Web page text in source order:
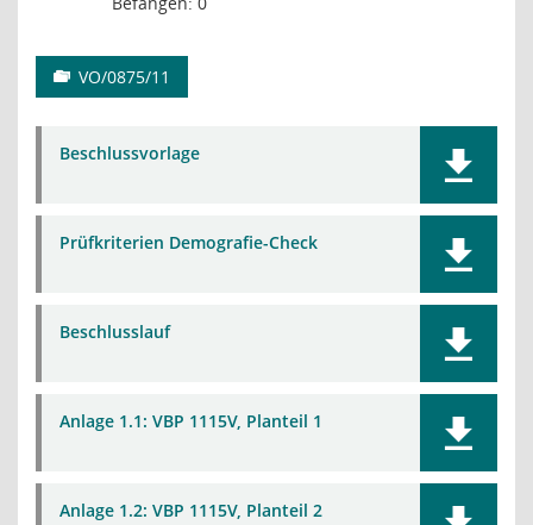
VO/0875/11
Beschlussvorlage
Prüfkriterien Demografie-Check
Beschlusslauf
Anlage 1.1: VBP 1115V, Planteil 1
Anlage 1.2: VBP 1115V, Planteil 2